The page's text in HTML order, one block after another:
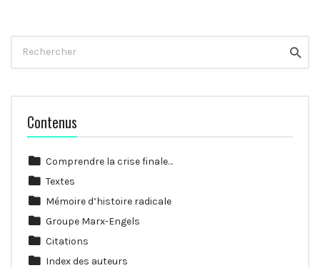
Contenus
Comprendre la crise finale…
Textes
Mémoire d’histoire radicale
Groupe Marx-Engels
Citations
Index des auteurs